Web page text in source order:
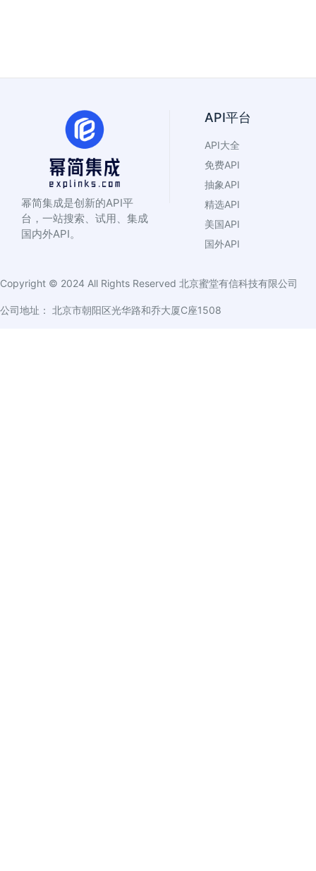
幂简集成是创新的API平
台，一站搜索、试用、集成
国内外API。
API平台
API大全
免费API
抽象API
精选API
美国API
国外API
Copyright © 2024 All Rights Reserved 北京蜜堂有信科技有限公司
公司地址： 北京市朝阳区光华路和乔大厦C座1508